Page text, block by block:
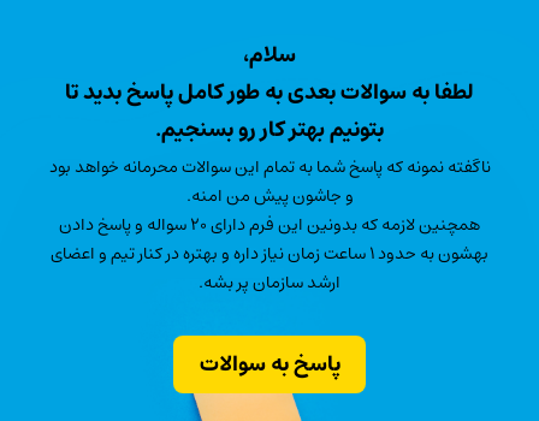
لطفا به سوالات بعدی به طور کامل پاسخ بدید تا
بتونیم بهتر کار رو بسنجیم.
ناگفته نمونه که پاسخ شما به تمام این سوالات محرمانه خواهد بود
و جاشون پیش من امنه.
همچنین لازمه که بدونین این فرم دارای ۲۰ سواله و پاسخ دادن
بهشون به حدود ۱ ساعت زمان نیاز داره و بهتره در کنار تیم و اعضای
ارشد سازمان پر بشه.
پاسخ به سوالات